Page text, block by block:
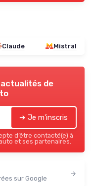
Claude Mistral
de
➔ Je m'inscris
d’être contacté(e) à
et ses partenaires.
sur Google